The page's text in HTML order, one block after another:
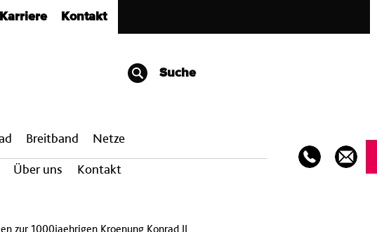
Karriere Kontakt
Suche
Über uns Kontakt
Breit­band Netze
zur 1000jaehrigen Kroenung Konrad II